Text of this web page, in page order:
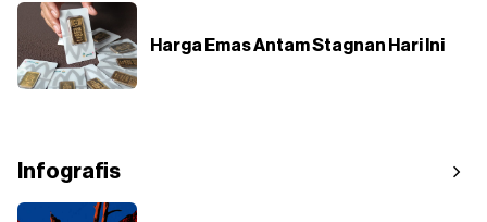
Harga Emas Antam Stagnan Hari Ini
Infografis